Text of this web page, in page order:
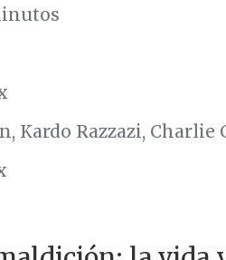
Kardo Razzazi, Charlie